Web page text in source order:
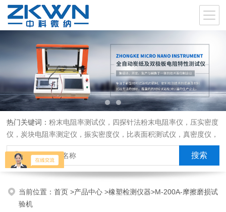
热门关键词：粉末电阻率测试仪，四探针法粉末电阻率仪，压实密度
仪，炭块电阻率测定仪，振实密度仪，比表面积测试仪，真密度仪，
炭块热膨胀仪，炭块透气率仪，炭块二氧化碳反应测定仪
当前位置：首页>产品中心>橡塑检测仪器>M-200A-摩擦磨损试
验机